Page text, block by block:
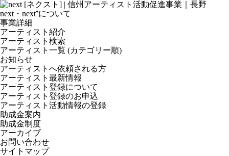
next・next⁺について
事業詳細
アーティスト紹介
アーティスト検索
アーティスト一覧 (カテゴリー順)
お知らせ
アーティストへ依頼される方
アーティスト最新情報
アーティスト登録について
アーティスト登録のお申込
アーティスト活動情報の登録
助成金案内
助成金制度
アーカイブ
お問い合わせ
サイトマップ